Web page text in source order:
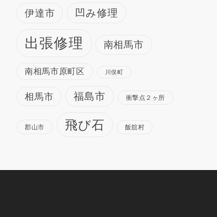
伊達市 凹み修理
出張修理 南相馬市
南相馬市原町区 川俣町
相馬市 福島市 衝撃点２ヶ所
郡山市 飛び石 飯舘村